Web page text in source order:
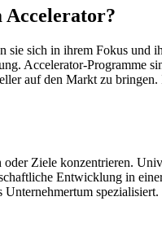
Accelerator?
sie sich in ihrem Fokus
Accelerator-Programme
auf den Markt zu
Ziele konzentrieren.
Entwicklung in
spezialisiert.